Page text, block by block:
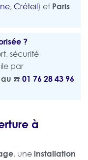
, Créteil) et Paris
?
sécurité
par
au ☎️01 76 28 43 96
à
, uneinstallation